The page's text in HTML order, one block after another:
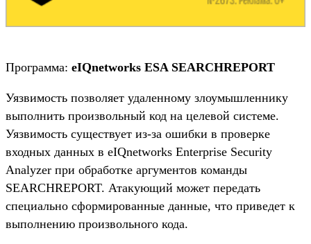
Программа: eIQnetworks ESA SEARCHREPORT
Уязвимость позволяет удаленному злоумышленнику
выполнить произвольный код на целевой системе.
Уязвимость существует из-за ошибки в проверке
входных данных в eIQnetworks Enterprise Security
Analyzer при обработке аргументов команды
SEARCHREPORT. Атакующий может передать
специально сформированные данные, что приведет к
выполнению произвольного кода.